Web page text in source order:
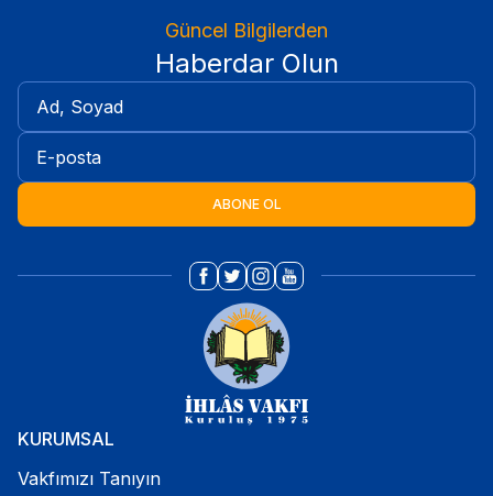
Güncel Bilgilerden
Haberdar Olun
ABONE OL
KURUMSAL
Vakfımızı Tanıyın